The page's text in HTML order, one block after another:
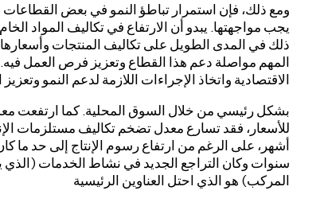
ومع ذلك، فإن استمرار تباطؤ النمو في بعض
يجب مواجهتها. يبدو أن الارتفاع في تكاليف المواد
ذلك في المدى الطويل على تكاليف المنتجات
المهم مواصلة دعم هذا القطاع وتعزيز فرص العمل
الاقتصادية واتخاذ الإجراءات اللازمة لدعم النمو
بشكل رئيسي من خلال السوق المحلية. كما ارتفعت
للأسعار، فقد تسارع معدل تضخم تكاليف مستلزمات
أشهر، على الرغم من ارتفاع رسوم الإنتاج إلى حد ما
سنوات وكان التراجع الجديد في نشاط الخدمات
المركب) هو الذي احتل العناوين الرئيسية